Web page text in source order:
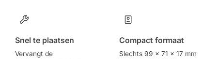
Snel te plaatsen
Vervangt de
Compact formaat
Slechts 99 x 71 x 17 mm